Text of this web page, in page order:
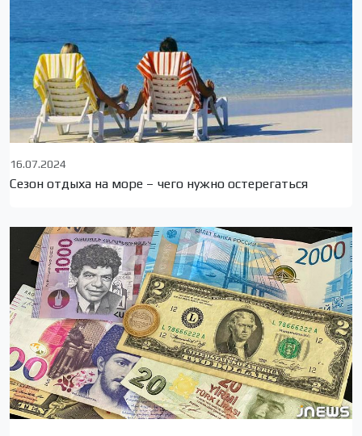
16.07.2024
Сезон отдыха на море – чего нужно остерегаться